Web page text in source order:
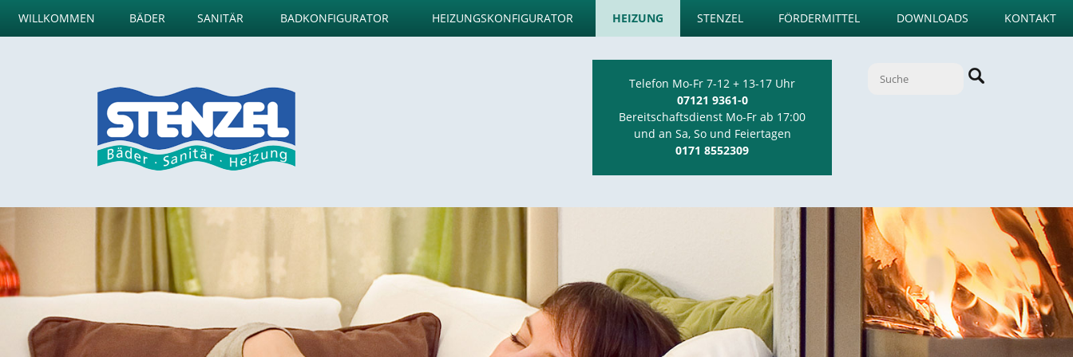
Telefon Mo-Fr 7-12 + 13-17 Uhr
07121 9361-0
Bereitschaftsdienst Mo-Fr ab 17:00
und an Sa, So und Feiertagen
0171 8552309
WILLKOMMEN BÄDER SANITÄR BADKONFIGURATOR HEIZUNGSKONFIGURATOR HEIZUNG STENZEL FÖRDERMITTEL DOWNLOADS KONTAKT